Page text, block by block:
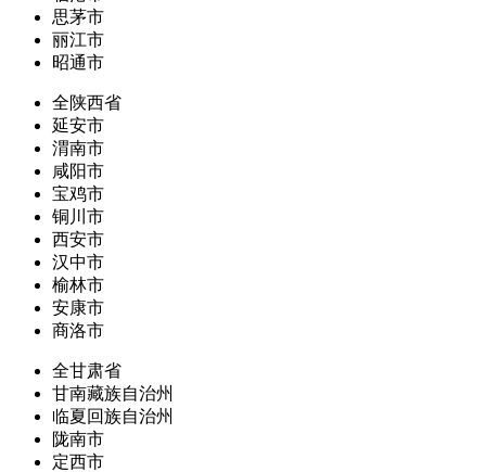
思茅市
丽江市
昭通市
全陕西省
延安市
渭南市
咸阳市
宝鸡市
铜川市
西安市
汉中市
榆林市
安康市
商洛市
全甘肃省
甘南藏族自治州
临夏回族自治州
陇南市
定西市